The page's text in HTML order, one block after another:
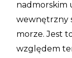
nadmorskim
wewnętrzny
morze. Jest
względem